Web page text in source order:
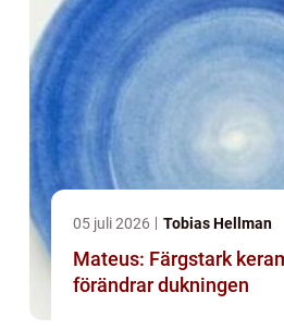
05 juli 2026 Tobias Hellman
Mateus: Färgstark
förändrar dukningen